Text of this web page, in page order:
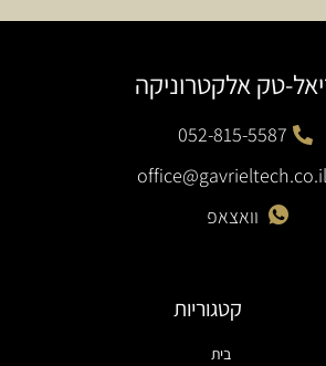
טק אלקטרוניקה
052-815-5587
office@gavrieltech.co.il
וואצאפ
קטגוריות
בית